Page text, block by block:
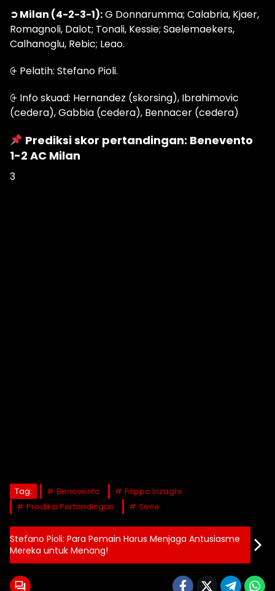
➲ Milan (4-2-3-1):G Donnarumma; Calabria, Kjaer,
Romagnoli, Dalot; Tonali, Kessie; Saelemaekers,
Calhanoglu, Rebic; Leao.
⨭ Pelatih: Stefano Pioli.
⨭ Info skuad: Hernandez (skorsing), Ibrahimovic
(cedera), Gabbia (cedera), Bennacer (cedera)
Prediksi skor pertandingan: Benevento
1-2 AC Milan
3
Tag: Benevento
Filippo Inzaghi
Prediksi Pertandingan
Serie
Stefano Pioli: Para Pemain Harus Menjaga Antusiasme
Mereka untuk Menang!